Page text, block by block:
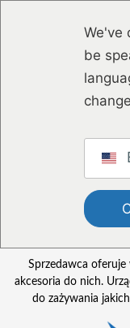
We've
be
Sprzedawca oferuje
akcesoria do nich.
do zażywania